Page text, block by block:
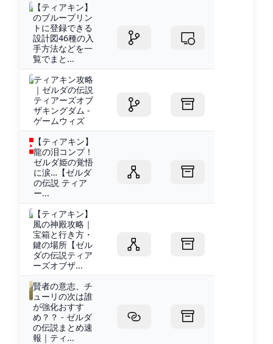
【ティアキン】
のブループリン
トに登録できる
設計図46種の入
手方法などを一
覧でまと...
ティアキン攻略
｜ゼルダの伝説
ティアーズオブ
ザキングダム -
ゲームウィズ
【ティアキン】
龍の泪コンプ！
ゼルダ姫の覚悟
に涙…【ゼルダ
の伝説 ティア
ー...
【ティアキン】
風の神殿攻略｜
宝箱と行き方・
鍵の場所【ゼル
ダの伝説ティア
ーズオブザ...
賢者の意志、チ
ューリの次は誰
が強化おすす
め？？ - ゼルダ
の伝説まとめ速
報｜ティ...